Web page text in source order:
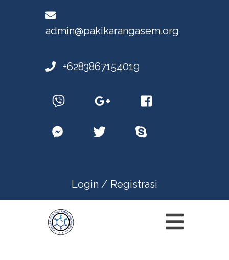
admin@pakikarangasem.org
+6283867154019
Login / Registrasi